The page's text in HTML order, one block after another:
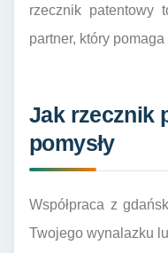
rzecznik patentowy
partner, który
Jak rzecznik
pomysły
Współpraca z
Twojego wynalazku